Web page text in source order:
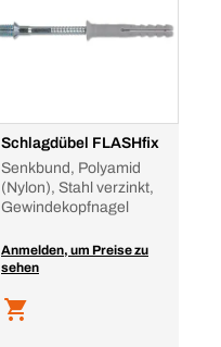
Schlagdübel FLASHfix
Senkbund, Polyamid
(Nylon), Stahl verzinkt,
Gewindekopfnagel
Anmelden, um Preise zu
sehen